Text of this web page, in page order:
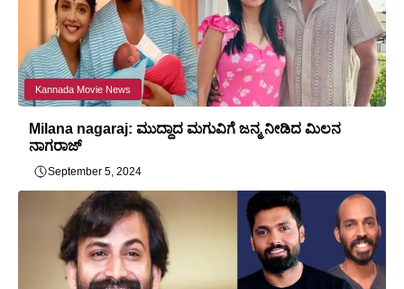
Kannada Movie News
Milana nagaraj: ಮುದ್ದಾದ ಮಗುವಿಗೆ ಜನ್ಮ ನೀಡಿದ ಮಿಲನ
ನಾಗರಾಜ್
September 5, 2024